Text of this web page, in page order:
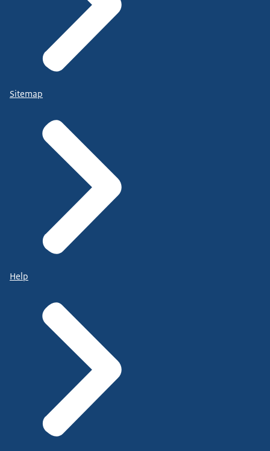
Sitemap
Help